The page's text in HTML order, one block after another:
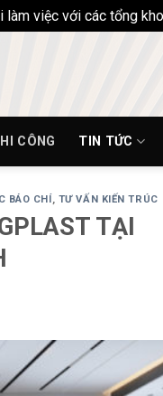
việc với các tổng
CÔNG TIN TỨC
BÁO CHÍ, TƯ VẤN KIẾN TRÚC
TẠI